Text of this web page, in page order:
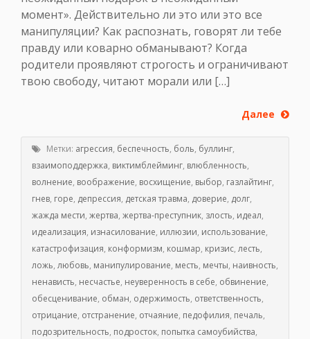
момент». Действительно ли это или это все
манипуляции? Как распознать, говорят ли тебе
правду или коварно обманывают? Когда
родители проявляют строгость и ограничивают
твою свободу, читают морали или […]
Далее
Метки: агрессия, беспечность, боль, буллинг,
взаимоподдержка, виктимблейминг, влюбленность,
волнение, воображение, восхищение, выбор, газлайтинг,
гнев, горе, депрессия, детская травма, доверие, долг,
жажда мести, жертва, жертва-преступник, злость, идеал,
идеализация, изнасилование, иллюзии, использование,
катастрофизация, конформизм, кошмар, кризис, лесть,
ложь, любовь, манипулирование, месть, мечты, наивность,
ненависть, несчастье, неуверенность в себе, обвинение,
обесценивание, обман, одержимость, ответственность,
отрицание, отстранение, отчаяние, педофилия, печаль,
подозрительность, подросток, попытка самоубийства,